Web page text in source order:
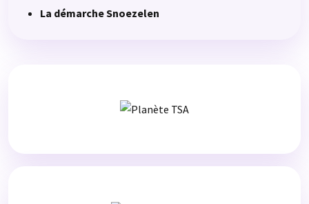
La démarche Snoezelen